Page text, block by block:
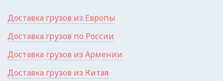
Доставка грузов из Европы
Доставка грузов по России
Доставка грузов из Армении
Доставка грузов из Китая